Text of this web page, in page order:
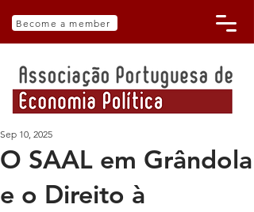
Become a member
O SAAL em Grândola
e o Direito à
Sep 10, 2025